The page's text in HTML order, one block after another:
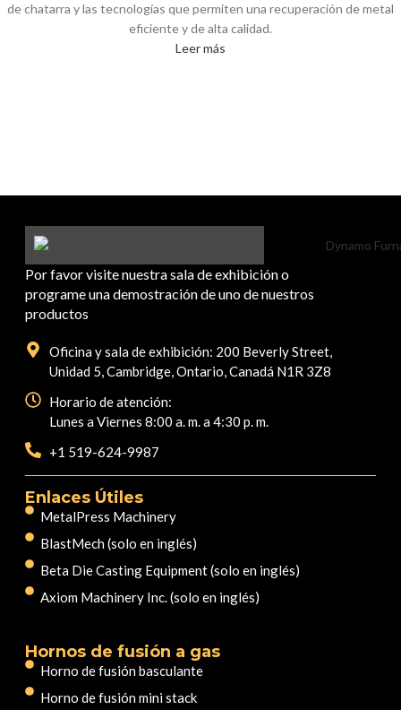
de chatarra y las tecnologías que permiten una recuperación de metal
eficiente y de alta calidad.
Leer más
Por favor visite nuestra sala de exhibición o
programe una demostración de uno de nuestros
productos
Oficina y sala de exhibición: 200 Beverly Street,
Unidad 5, Cambridge, Ontario, Canadá N1R 3Z8
Horario de atención:
Lunes a Viernes 8:00 a. m. a 4:30 p. m.
+1 519-624-9987
Enlaces Útiles
MetalPress Machinery
BlastMech (solo en inglés)
Beta Die Casting Equipment (solo en inglés)
Axiom Machinery Inc. (solo en inglés)
Hornos de fusión a gas
Horno de fusión basculante
Horno de fusión mini stack